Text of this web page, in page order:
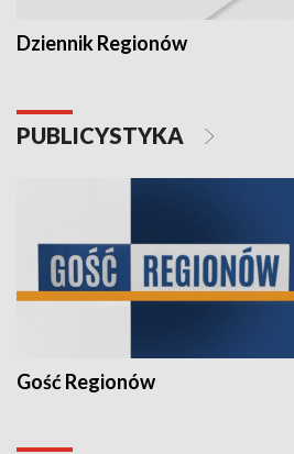
Dziennik Regionów
PUBLICYSTYKA
Gość Regionów